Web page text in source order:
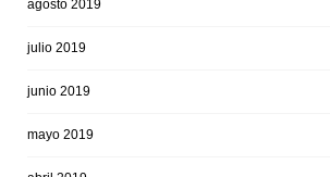
agosto 2019
julio 2019
junio 2019
mayo 2019